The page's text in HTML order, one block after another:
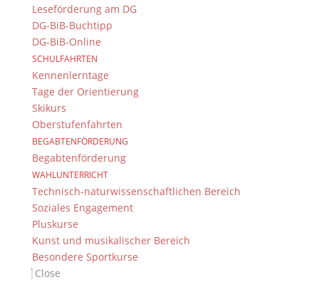
Leseförderung am DG
DG-BiB-Buchtipp
DG-BiB-Online
SCHULFAHRTEN
Kennenlerntage
Tage der Orientierung
Skikurs
Oberstufenfahrten
BEGABTENFÖRDERUNG
Begabtenförderung
WAHLUNTERRICHT
Technisch-naturwissenschaftlichen Bereich
Soziales Engagement
Pluskurse
Kunst und musikalischer Bereich
Besondere Sportkurse
Close